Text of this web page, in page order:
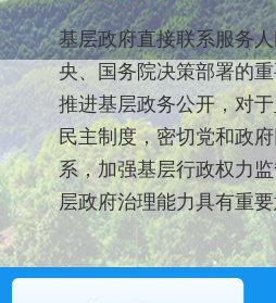
基层政府直接联系服务
央、国务院决策部署的
推进基层政务公开，对
民主制度，密切党和政
系，加强基层行政权力
层政府治理能力具有重要